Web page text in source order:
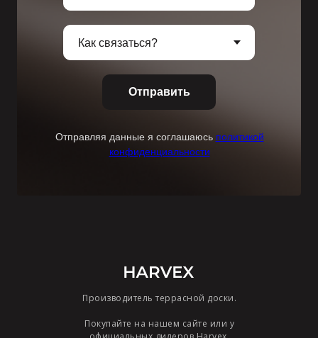
Отправить
Отправляя данные я соглашаюсь политикой
конфиденциальности
Производитель террасной доски.
Покупайте на нашем сайте или у